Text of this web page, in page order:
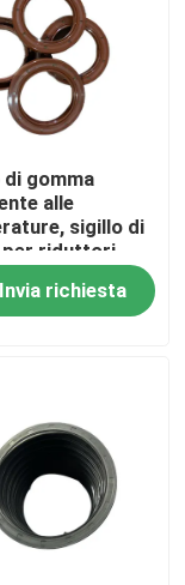
gomma
alle
sigillo di
per riduttori,
Invia richiesta